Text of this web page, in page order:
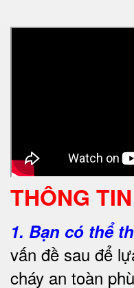
THÔNG
1. Bạn có thể
vấn đề sau để
cháy an toàn